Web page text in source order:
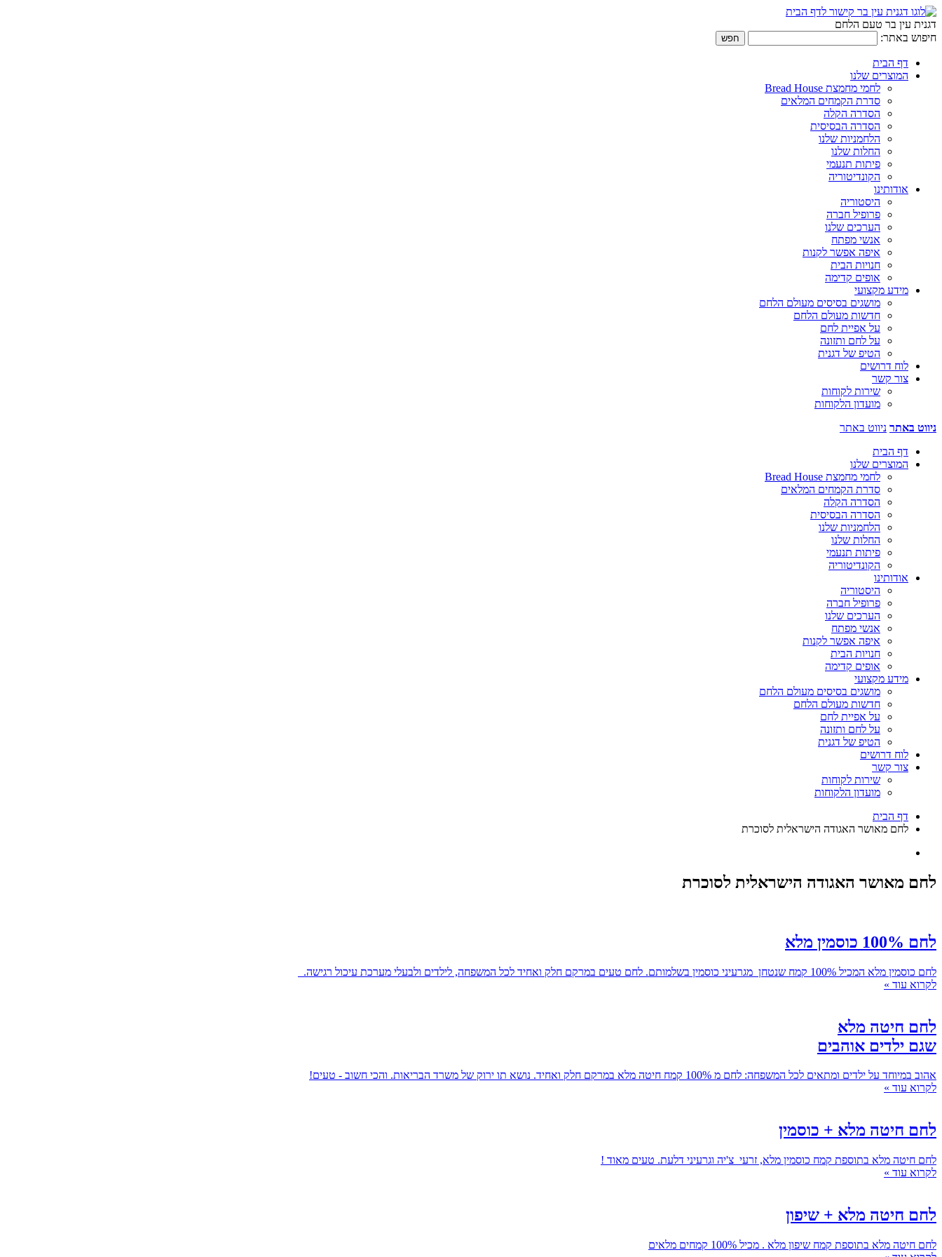
דגנית עין בר טעם הלחם
חיפוש באתר:
דף הבית
המוצרים שלנו
לחמי מחמצת Bread House
סדרת הקמחים המלאים
הסדרה הקלה
הסדרה הבסיסית
הלחמניות שלנו
החלות שלנו
פיתות תנעמי
הקונדיטוריה
אודותינו
היסטוריה
פרופיל חברה
הערכים שלנו
אנשי מפתח
איפה אפשר לקנות
חנויות הבית
אופים קדימה
מידע מקצועי
מושגים בסיסים מעולם הלחם
חדשות מעולם הלחם
על אפיית לחם
על לחם ותזונה
הטיפ של דגנית
לוח דרושים
צור קשר
שירות לקוחות
מועדון הלקוחות
ניווט באתר ניווט באתר
דף הבית
המוצרים שלנו
לחמי מחמצת Bread House
סדרת הקמחים המלאים
הסדרה הקלה
הסדרה הבסיסית
הלחמניות שלנו
החלות שלנו
פיתות תנעמי
הקונדיטוריה
אודותינו
היסטוריה
פרופיל חברה
הערכים שלנו
אנשי מפתח
איפה אפשר לקנות
חנויות הבית
אופים קדימה
מידע מקצועי
מושגים בסיסים מעולם הלחם
חדשות מעולם הלחם
על אפיית לחם
על לחם ותזונה
הטיפ של דגנית
לוח דרושים
צור קשר
שירות לקוחות
מועדון הלקוחות
דף הבית
לחם מאושר האגודה הישראלית לסוכרת
לחם מאושר האגודה הישראלית לסוכרת
לחם 100% כוסמין מלא
לחם כוסמין מלא המכיל 100% קמח שנטחן מגרעיני כוסמין בשלמותם. לחם טעים במרקם חלק ואחיד לכל המשפחה, לילדים ולבעלי מערכת עיכול רגישה.
לקרוא עוד »
לחם חיטה מלא
שגם ילדים אוהבים
אהוב במיוחד על ילדים ומתאים לכל המשפחה: לחם מ 100% קמח חיטה מלא במרקם חלק ואחיד. נושא תו ירוק של משרד הבריאות. והכי חשוב - טעים!
לקרוא עוד »
לחם חיטה מלא + כוסמין
לחם חיטה מלא בתוספת קמח כוסמין מלא, זרעי צ'יה וגרעיני דלעת. טעים מאוד !
לקרוא עוד »
לחם חיטה מלא + שיפון
לחם חיטה מלא בתוספת קמח שיפון מלא . מכיל 100% קמחים מלאים